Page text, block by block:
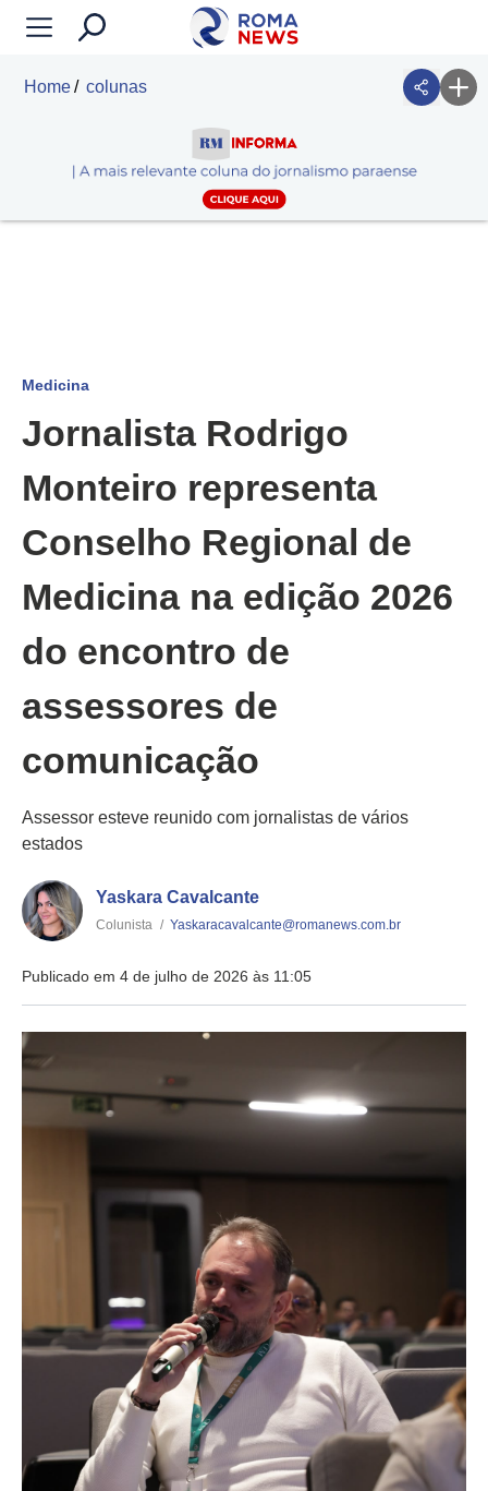
Home colunas
Medicina
Jornalista Rodrigo
Monteiro representa
Conselho Regional de
Medicina na edição 2026
do encontro de
assessores de
comunicação
Assessor esteve reunido com jornalistas de vários
estados
Yaskara Cavalcante
Colunista / Yaskaracavalcante@romanews.com.br
Publicado em 4 de julho de 2026 às 11:05